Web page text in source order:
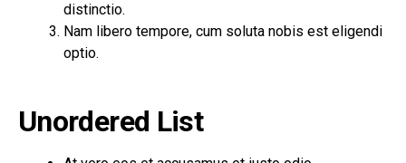
distinctio.
Nam libero tempore, cum soluta nobis est eligendi
optio.
Unordered List